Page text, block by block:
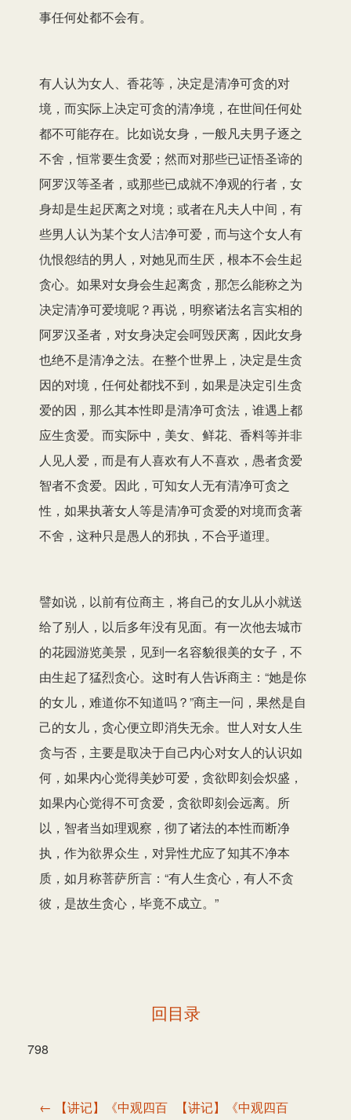
事任何处都不会有。
有人认为女人、香花等，决定是清净可贪的对
境，而实际上决定可贪的清净境，在世间任何处
都不可能存在。比如说女身，一般凡夫男子逐之
不舍，恒常要生贪爱；然而对那些已证悟圣谛的
阿罗汉等圣者，或那些已成就不净观的行者，女
身却是生起厌离之对境；或者在凡夫人中间，有
些男人认为某个女人洁净可爱，而与这个女人有
仇恨怨结的男人，对她见而生厌，根本不会生起
贪心。如果对女身会生起离贪，那怎么能称之为
决定清净可爱境呢？再说，明察诸法名言实相的
阿罗汉圣者，对女身决定会呵毁厌离，因此女身
也绝不是清净之法。在整个世界上，决定是生贪
因的对境，任何处都找不到，如果是决定引生贪
爱的因，那么其本性即是清净可贪法，谁遇上都
应生贪爱。而实际中，美女、鲜花、香料等并非
人见人爱，而是有人喜欢有人不喜欢，愚者贪爱
智者不贪爱。因此，可知女人无有清净可贪之
性，如果执著女人等是清净可贪爱的对境而贪著
不舍，这种只是愚人的邪执，不合乎道理。
譬如说，以前有位商主，将自己的女儿从小就送
给了别人，以后多年没有见面。有一次他去城市
的花园游览美景，见到一名容貌很美的女子，不
由生起了猛烈贪心。这时有人告诉商主：“她是你
的女儿，难道你不知道吗？”商主一问，果然是自
己的女儿，贪心便立即消失无余。世人对女人生
贪与否，主要是取决于自己内心对女人的认识如
何，如果内心觉得美妙可爱，贪欲即刻会炽盛，
如果内心觉得不可贪爱，贪欲即刻会远离。所
以，智者当如理观察，彻了诸法的本性而断净
执，作为欲界众生，对异性尤应了知其不净本
质，如月称菩萨所言：“有人生贪心，有人不贪
彼，是故生贪心，毕竟不成立。”
回目录
798
文
← 【讲记】《中观四百
【讲记】《中观四百